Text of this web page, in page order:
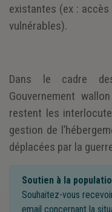
existantes (ex : accès
vulnérables).
Dans le cadre
Gouvernement
restent les
gestion de
déplacées par la
Soutien à la
Souhaitez-vous
email concernant la